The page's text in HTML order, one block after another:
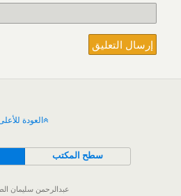
العودة
سطح المكتب
عبدالرحمن سليمان